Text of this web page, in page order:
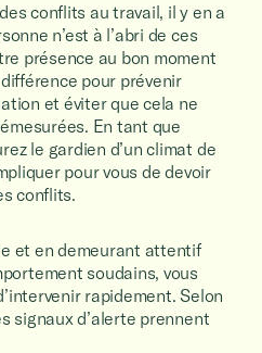
conflits au travail, il y en a
n’est à l’abri de ces
présence au bon moment
pour prévenir
et éviter que cela ne
En tant que
le gardien d’un climat de
pour vous de devoir
conflits.
et en demeurant attentif
soudains, vous
rapidement. Selon
signaux d’alerte prennent